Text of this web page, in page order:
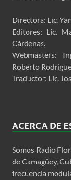
Directora: Lic.
Editores: Lic.
Cárdenas.
Webmasters:
Roberto
Traductor: Lic.
ACERCA DE
Somos Radio
de Camagüey,
frecuencia